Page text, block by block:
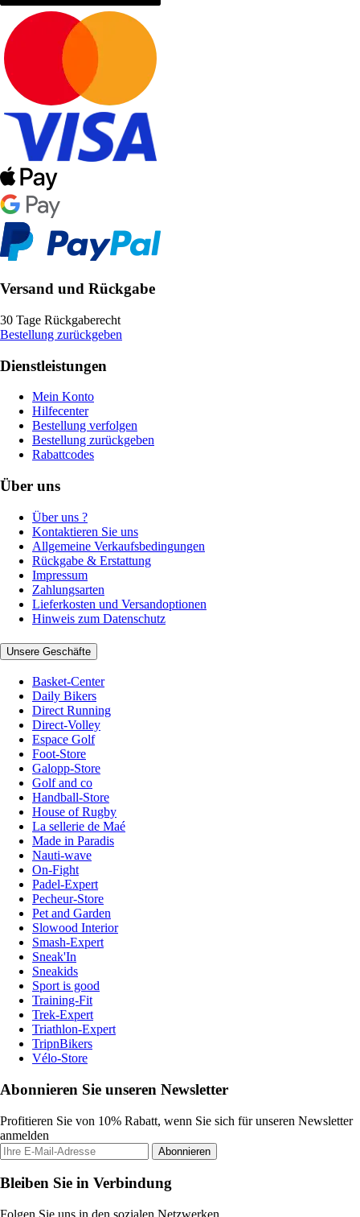
Versand und Rückgabe
30 Tage Rückgaberecht
Bestellung zurückgeben
Dienstleistungen
Mein Konto
Hilfecenter
Bestellung verfolgen
Bestellung zurückgeben
Rabattcodes
Über uns
Über uns ?
Kontaktieren Sie uns
Allgemeine Verkaufsbedingungen
Rückgabe & Erstattung
Impressum
Zahlungsarten
Lieferkosten und Versandoptionen
Hinweis zum Datenschutz
Unsere Geschäfte
Basket-Center
Daily Bikers
Direct Running
Direct-Volley
Espace Golf
Foot-Store
Galopp-Store
Golf and co
Handball-Store
House of Rugby
La sellerie de Maé
Made in Paradis
Nauti-wave
On-Fight
Padel-Expert
Pecheur-Store
Pet and Garden
Slowood Interior
Smash-Expert
Sneak'In
Sneakids
Sport is good
Training-Fit
Trek-Expert
Triathlon-Expert
TripnBikers
Vélo-Store
Abonnieren Sie unseren Newsletter
Profitieren Sie von 10% Rabatt, wenn Sie sich für unseren Newsletter
anmelden
Abonnieren
Bleiben Sie in Verbindung